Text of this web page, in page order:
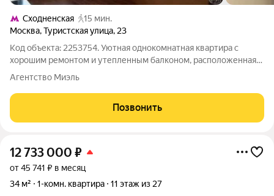
Сходненская
15 мин.
Москва,Туристская улица, 23
Код объекта: 2253754. Уютная однокомнатная квартира с
хорошим ремонтом и утепленным балконом, расположенная
на 12 этаже 12-этажного блочного дома. Высота потолков 2,64
и жить без
Агентство Миэль
Позвонить
12 733 000 ₽
от 45 741 ₽ в месяц
34 м²
1-комн. квартира 11 этаж из 27